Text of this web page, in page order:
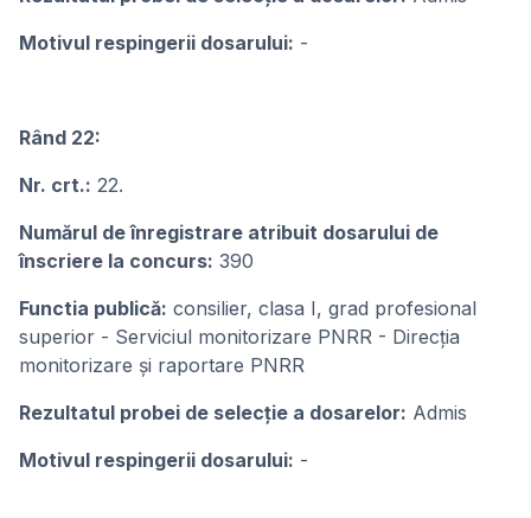
Motivul respingerii dosarului: -
Rând 22:
Nr. crt.: 22.
Numărul de înregistrare atribuit dosarului de
înscriere la concurs: 390
Functia publică: consilier, clasa I, grad profesional
superior - Serviciul monitorizare PNRR - Direcția
monitorizare și raportare PNRR
Rezultatul probei de selecție a dosarelor: Admis
Motivul respingerii dosarului: -